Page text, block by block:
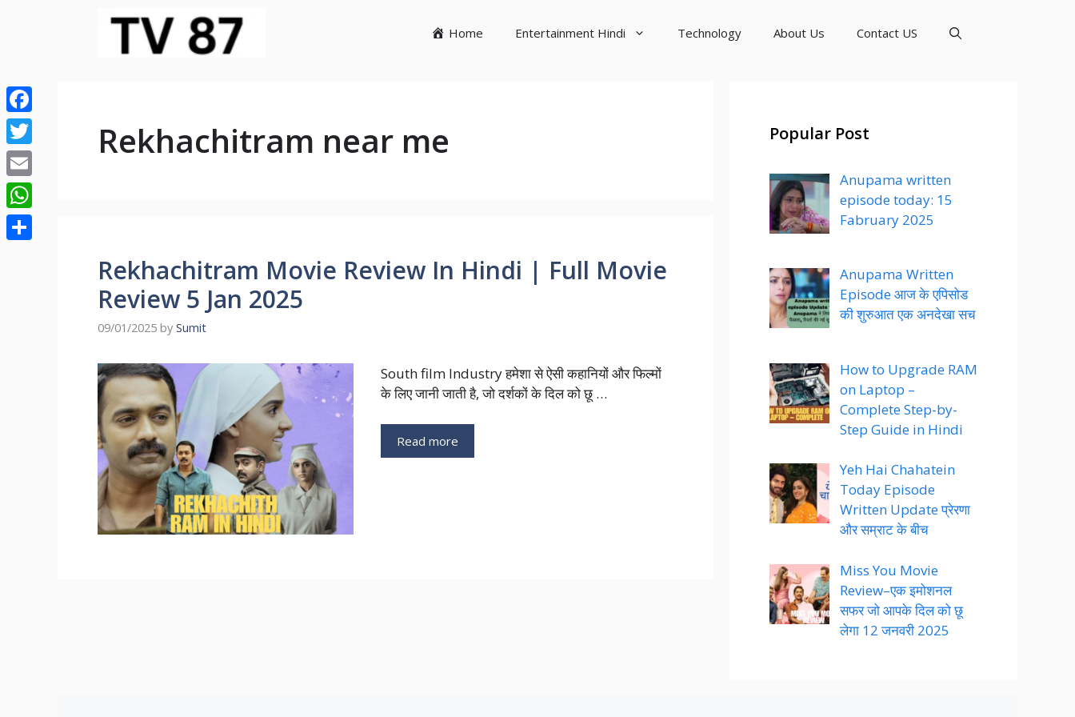
Home Entertainment Hindi Technology About Us Contact US
Rekhachitram near me
Rekhachitram Movie Review In Hindi | Full Movie
Review 5 Jan 2025
09/01/2025 by Sumit
South film Industry हमेशा से ऐसी कहानियों और फिल्मों
के लिए जानी जाती है, जो दर्शकों के दिल को छू …
Read more
Popular Post
Anupama written
episode today: 15
Fabruary 2025
Anupama Written
Episode आज के एपिसोड
की शुरुआत एक अनदेखा सच
How to Upgrade RAM
on Laptop –
Complete Step-by-
Step Guide in Hindi
Yeh Hai Chahatein
Today Episode
Written Update प्रेरणा
और सम्राट के बीच
Miss You Movie
Review–एक इमोशनल
सफर जो आपके दिल को छू
लेगा 12 जनवरी 2025
Facebook
Twitter
Email
WhatsApp